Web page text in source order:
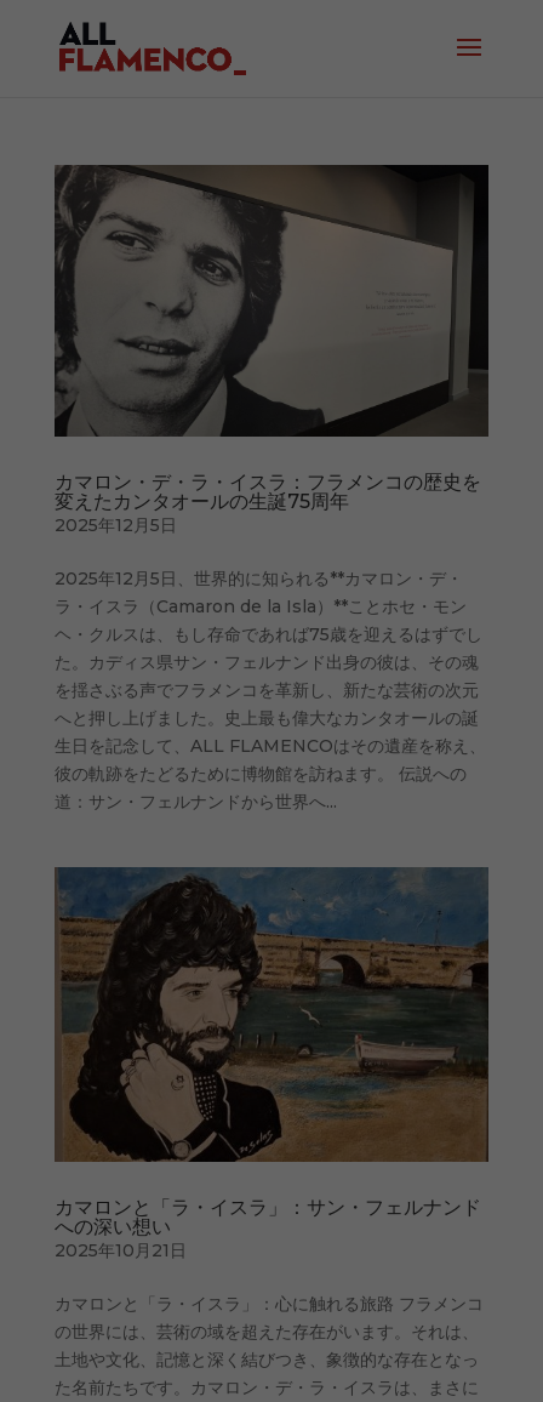
カマロン・デ・ラ・イスラ：フラメンコの歴史を
変えたカンタオールの生誕75周年
2025年12月5日
2025年12月5日、世界的に知られる**カマロン・デ・
ラ・イスラ（Camaron de la Isla）**ことホセ・モン
ヘ・クルスは、もし存命であれば75歳を迎えるはずでし
た。カディス県サン・フェルナンド出身の彼は、その魂
を揺さぶる声でフラメンコを革新し、新たな芸術の次元
へと押し上げました。史上最も偉大なカンタオールの誕
生日を記念して、ALL FLAMENCOはその遺産を称え、
彼の軌跡をたどるために博物館を訪ねます。 伝説への
道：サン・フェルナンドから世界へ...
カマロンと「ラ・イスラ」：サン・フェルナンド
への深い想い
2025年10月21日
カマロンと「ラ・イスラ」：心に触れる旅路 フラメンコ
の世界には、芸術の域を超えた存在がいます。それは、
土地や文化、記憶と深く結びつき、象徴的な存在となっ
た名前たちです。カマロン・デ・ラ・イスラは、まさに